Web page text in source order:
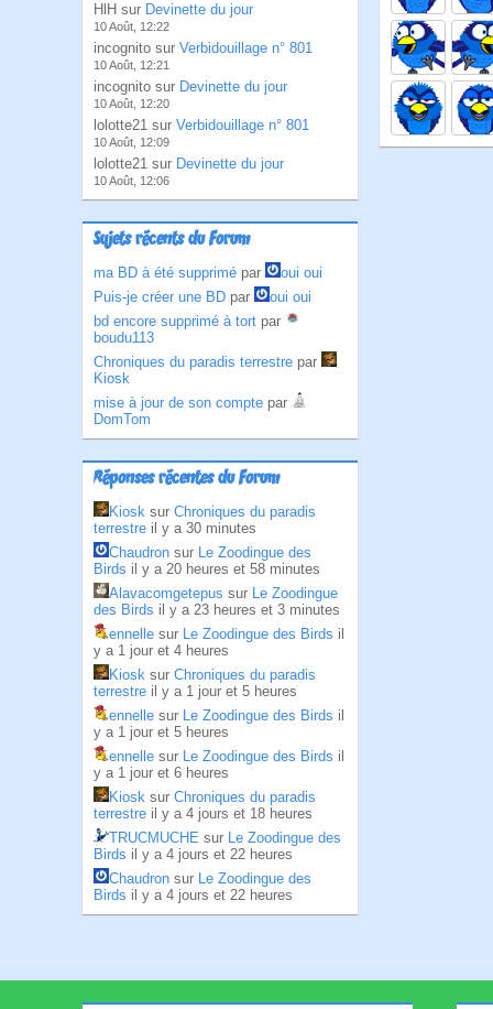
HlH sur Devinette du jour
10 Août, 12:22
incognito sur Verbidouillage n° 801
10 Août, 12:21
incognito sur Devinette du jour
10 Août, 12:20
lolotte21 sur Verbidouillage n° 801
10 Août, 12:09
lolotte21 sur Devinette du jour
10 Août, 12:06
Sujets récents du Forum
ma BD à été supprimé par
oui oui
Puis-je créer une BD par
oui oui
bd encore supprimé à tort par
boudu113
Chroniques du paradis terrestre par
Kiosk
mise à jour de son compte par
DomTom
Réponses récentes du Forum
Kiosk sur Chroniques du paradis
terrestre il y a 30 minutes
Chaudron sur Le Zoodingue des
Birds il y a 20 heures et 58 minutes
Alavacomgetepus sur Le Zoodingue
des Birds il y a 23 heures et 3 minutes
ennelle sur Le Zoodingue des Birds il
y a 1 jour et 4 heures
Kiosk sur Chroniques du paradis
terrestre il y a 1 jour et 5 heures
ennelle sur Le Zoodingue des Birds il
y a 1 jour et 5 heures
ennelle sur Le Zoodingue des Birds il
y a 1 jour et 6 heures
Kiosk sur Chroniques du paradis
terrestre il y a 4 jours et 18 heures
TRUCMUCHE sur Le Zoodingue des
Birds il y a 4 jours et 22 heures
Chaudron sur Le Zoodingue des
Birds il y a 4 jours et 22 heures